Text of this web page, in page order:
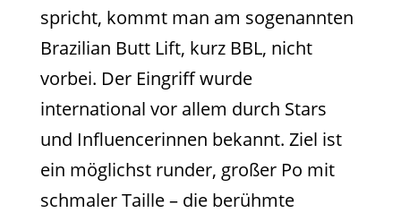
spricht, kommt man am sogenannten
Brazilian Butt Lift, kurz BBL, nicht
vorbei. Der Eingriff wurde
international vor allem durch Stars
und Influencerinnen bekannt. Ziel ist
ein möglichst runder, großer Po mit
schmaler Taille – die berühmte